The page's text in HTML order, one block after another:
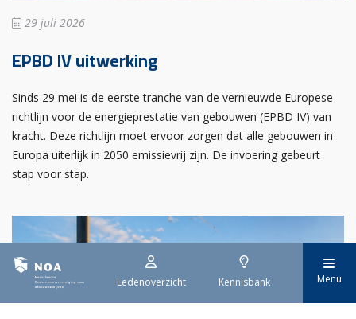
Ledenoverzicht Kennisbank Menu
29 juli 2026
EPBD IV uitwerking
Sinds 29 mei is de eerste tranche van de vernieuwde Europese
richtlijn voor de energieprestatie van gebouwen (EPBD IV) van
kracht. Deze richtlijn moet ervoor zorgen dat alle gebouwen in
Europa uiterlijk in 2050 emissievrij zijn. De invoering gebeurt
stap voor stap.